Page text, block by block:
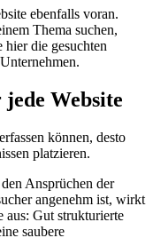
ebenfalls voran.
Thema suchen,
die gesuchten
Website
können, desto
platzieren.
Ansprüchen der
angenehm ist, wirkt
aus: Gut strukturierte
saubere